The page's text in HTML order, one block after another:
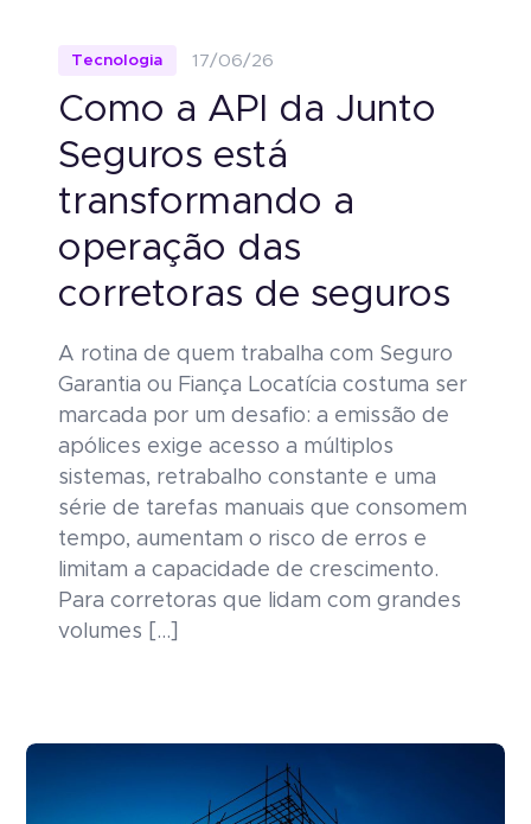
Tecnologia 17/06/26
Como a API da Junto
Seguros está
transformando a
operação das
corretoras de seguros
A rotina de quem trabalha com Seguro
Garantia ou Fiança Locatícia costuma ser
marcada por um desafio: a emissão de
apólices exige acesso a múltiplos
sistemas, retrabalho constante e uma
série de tarefas manuais que consomem
tempo, aumentam o risco de erros e
limitam a capacidade de crescimento.
Para corretoras que lidam com grandes
volumes […]